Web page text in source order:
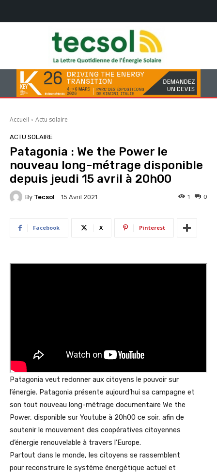
Accueil Actu solaire
ACTU SOLAIRE
Patagonia : We the Power le
nouveau long-métrage disponible
depuis jeudi 15 avril à 20h00
By Tecsol 15 Avril 2021 0
1
Facebook X Pinterest
Patagonia veut redonner aux citoyens le pouvoir sur
l’énergie. Patagonia présente aujourd’hui sa campagne et
son tout nouveau long-métrage documentaire We the
Power, disponible sur Youtube à 20h00 ce soir, afin de
soutenir le mouvement des coopératives citoyennes
d’énergie renouvelable à travers l’Europe.
Partout dans le monde, les citoyens se rassemblent
pour reconstruire le système énergétique actuel et